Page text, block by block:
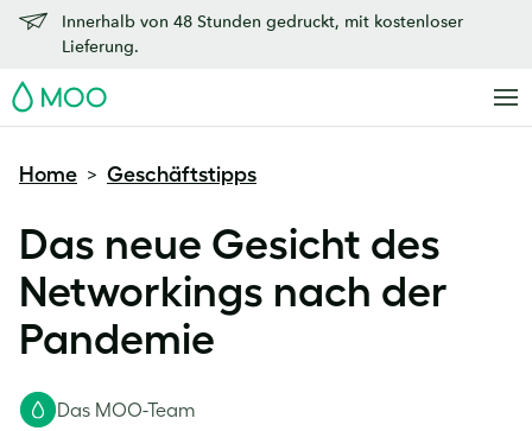
Innerhalb von 48 Stunden gedruckt, mit kostenloser
Lieferung.
MOO
Home > Geschäftstipps
Das neue Gesicht des
Networkings nach der
Pandemie
Das MOO-Team